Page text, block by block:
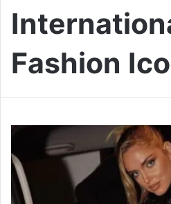
Fashion